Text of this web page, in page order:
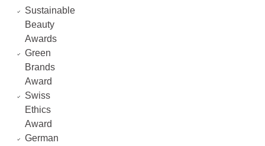
Sustainable
Beauty
Awards
Green
Brands
Award
Swiss
Ethics
Award
German